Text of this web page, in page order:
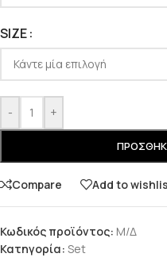
SIZE
- +
Compare Add to
Κωδικός προϊόντος: Μ/Δ
Κατηγορία: Set